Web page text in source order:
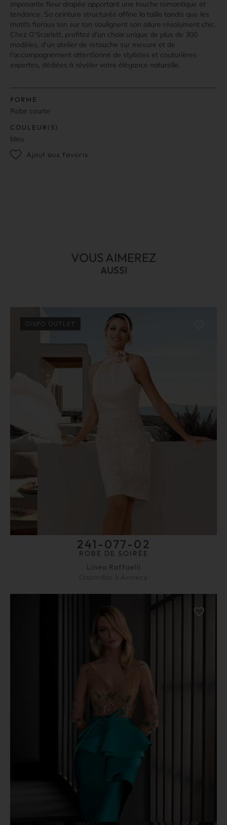
imposante fleur drapée apportant une touche romantique et
tendance. Sa ceinture structurée affine la taille tandis que les
motifs floraux ton sur ton soulignent son allure résolument chic.
Chez O’Scarlett, profitez d’un choix unique de plus de 300
modèles, d’un atelier de retouche sur mesure et de
l’accompagnement attentionné de stylistes et couturières
expertes, dédiées à révéler votre élégance naturelle.
FORME
Robe courte
COULEUR(S)
bleu
Ajout aux favoris
VOUS AIMEREZ
AUSSI
DISPO OUTLET
241-077-02
ROBE DE SOIRÉE
Linea Raffaelli
Disponible à Annecy